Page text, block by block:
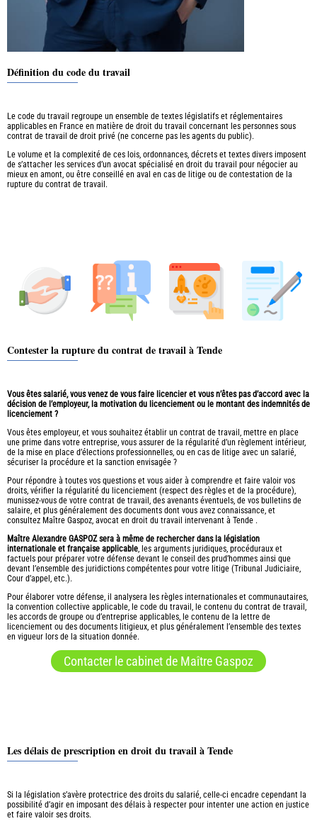
Définition du code du travail
Le code du travail regroupe un ensemble de textes législatifs et réglementaires
applicables en France en matière de droit du travail concernant les personnes sous
contrat de travail de droit privé (ne concerne pas les agents du public).
Le volume et la complexité de ces lois, ordonnances, décrets et textes divers imposent
de s’attacher les services d’un avocat spécialisé en droit du travail pour négocier au
mieux en amont, ou être conseillé en aval en cas de litige ou de contestation de la
rupture du contrat de travail.
Contester la rupture du contrat de travail à Tende
Vous êtes salarié, vous venez de vous faire licencier et vous n’êtes pas d’accord avec la
décision de l’employeur, la motivation du licenciement ou le montant des indemnités de
licenciement ?
Vous êtes employeur, et vous souhaitez établir un contrat de travail, mettre en place
une prime dans votre entreprise, vous assurer de la régularité d’un règlement intérieur,
de la mise en place d’élections professionnelles, ou en cas de litige avec un salarié,
sécuriser la procédure et la sanction envisagée ?
Pour répondre à toutes vos questions et vous aider à comprendre et faire valoir vos
droits, vérifier la régularité du licenciement (respect des règles et de la procédure),
munissez-vous de votre contrat de travail, des avenants éventuels, de vos bulletins de
salaire, et plus généralement des documents dont vous avez connaissance, et
consultez Maître Gaspoz, avocat en droit du travail intervenant à Tende .
Maître Alexandre GASPOZ sera à même de rechercher dans la législation
internationale et française applicable , les arguments juridiques, procéduraux et
factuels pour préparer votre défense devant le conseil des prud’hommes ainsi que
devant l’ensemble des juridictions compétentes pour votre litige (Tribunal Judiciaire,
Cour d’appel, etc.).
Pour élaborer votre défense, il analysera les règles internationales et communautaires,
la convention collective applicable, le code du travail, le contenu du contrat de travail,
les accords de groupe ou d’entreprise applicables, le contenu de la lettre de
licenciement ou des documents litigieux, et plus généralement l’ensemble des textes
en vigueur lors de la situation donnée.
Contacter le cabinet de Maître Gaspoz
Les délais de prescription en droit du travail à Tende
Si la législation s’avère protectrice des droits du salarié, celle-ci encadre cependant la
possibilité d’agir en imposant des délais à respecter pour intenter une action en justice
et faire valoir ses droits.